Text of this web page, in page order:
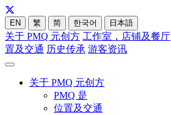
EN 繁 简 한국어 日本語
关于 PMQ 元创方 工作室，店铺及餐厅
置及交通 历史传承 游客资讯
关于 PMQ 元创方
PMQ 是
位置及交通